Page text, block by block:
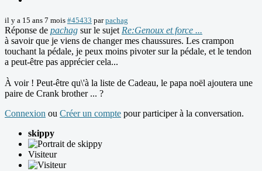
il y a 15 ans 7 mois #45433 parpachag
Réponse de pachag sur le sujet Re:Genoux et force ...
à savoir que je viens de changer mes chaussures. Les crampon
touchant la pédale, je peux moins pivoter sur la pédale, et le tendon
a peut-être pas apprécier cela...
À voir ! Peut-être qu\'à la liste de Cadeau, le papa noël ajoutera une
paire de Crank brother ... ?
Connexion ou Créer un compte pour participer à la conversation.
skippy
Visiteur